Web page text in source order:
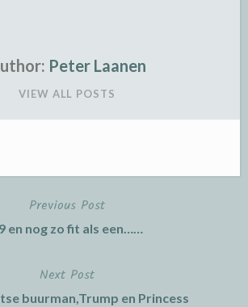
Peter Laanen
VIEW ALL POSTS
Previous Post
en nog zo fit als een……
Next Post
buurman,Trump en Princess